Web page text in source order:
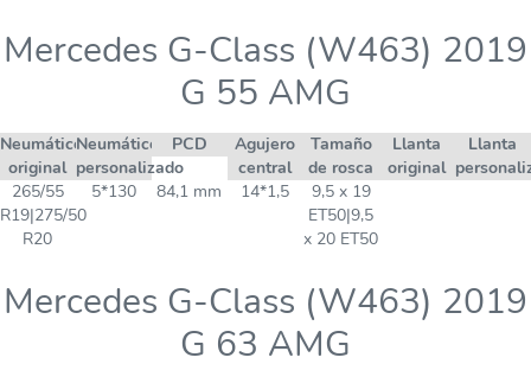
Mercedes G-Class (W463) 2019
G 55 AMG
Neumático
original
Neumático
personalizado
PCD
Agujero
central
Tamaño
de rosca
Llanta
original
Llanta
265/55
R19|275/50
R20
5*130 84,1 mm 14*1,5
9,5 x 19
ET50|9,5
x 20 ET50
Mercedes G-Class (W463) 2019
G 63 AMG